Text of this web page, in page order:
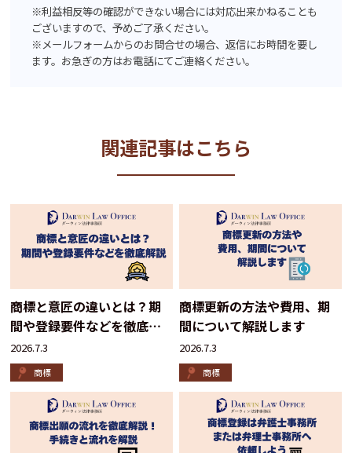
※利益相反等の確認ができない場合には対応出来かねることも
ございますので、予めご了承ください。
※メールフォームからのお問合せの場合、返信にお時間を要し
ます。お急ぎの方はお電話にてご連絡ください。
関連記事はこちら
商標と意匠の違いとは？期
間や登録要件などを徹底解
説
2026.7.3
商標
商標更新の方法や費用、期
間について解説します
2026.7.3
商標